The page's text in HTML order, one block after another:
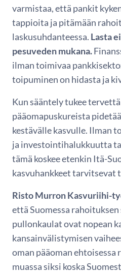
varmistaa, että pankit
tappioita ja pitämään
laskusuhdanteessa. Lasta
pesuveden mukana.
ilman toimivaa
toipuminen on hidasta ja
Kun sääntely tukee
pääomapuskureista
kestävälle kasvulle. Ilman
ja investointihalukkuutta
tämä koskee etenkin Itä-
kasvuhankkeet tarvitsevat
Risto Murron Kasvuriihi-
että Suomessa
pullonkaulat ovat nopean
kansainvälistymisen
oman pääoman ehtoisessa
muassa siksi koska